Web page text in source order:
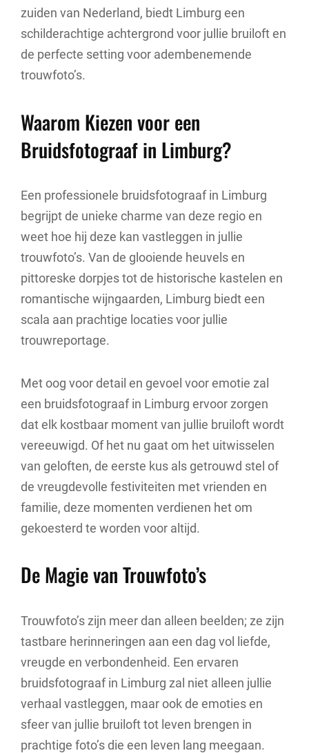
zuiden van Nederland, biedt Limburg een
schilderachtige achtergrond voor jullie bruiloft en
de perfecte setting voor adembenemende
trouwfoto’s.
Waarom Kiezen voor een
Bruidsfotograaf in Limburg?
Een professionele bruidsfotograaf in Limburg
begrijpt de unieke charme van deze regio en
weet hoe hij deze kan vastleggen in jullie
trouwfoto’s. Van de glooiende heuvels en
pittoreske dorpjes tot de historische kastelen en
romantische wijngaarden, Limburg biedt een
scala aan prachtige locaties voor jullie
trouwreportage.
Met oog voor detail en gevoel voor emotie zal
een bruidsfotograaf in Limburg ervoor zorgen
dat elk kostbaar moment van jullie bruiloft wordt
vereeuwigd. Of het nu gaat om het uitwisselen
van geloften, de eerste kus als getrouwd stel of
de vreugdevolle festiviteiten met vrienden en
familie, deze momenten verdienen het om
gekoesterd te worden voor altijd.
De Magie van Trouwfoto’s
Trouwfoto’s zijn meer dan alleen beelden; ze zijn
tastbare herinneringen aan een dag vol liefde,
vreugde en verbondenheid. Een ervaren
bruidsfotograaf in Limburg zal niet alleen jullie
verhaal vastleggen, maar ook de emoties en
sfeer van jullie bruiloft tot leven brengen in
prachtige foto’s die een leven lang meegaan.